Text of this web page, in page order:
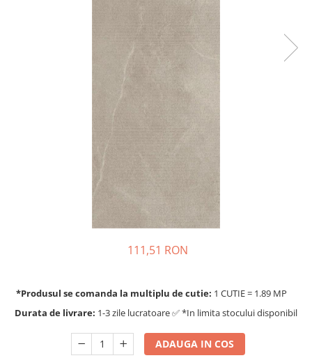
111,51 RON
*Produsul se comanda la multiplu de cutie: 1 CUTIE = 1.89 MP
Durata de livrare: 1-3 zile lucratoare ✅ *In limita stocului disponibil
ADAUGA IN COS